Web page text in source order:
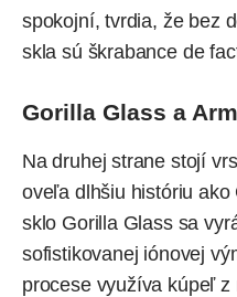
spokojní, tvrdia, že bez
skla sú škrabance de
Gorilla Glass a
Na druhej strane stojí
oveľa dlhšiu históriu
sklo Gorilla Glass sa
sofistikovanej iónovej
procese využíva kúpeľ